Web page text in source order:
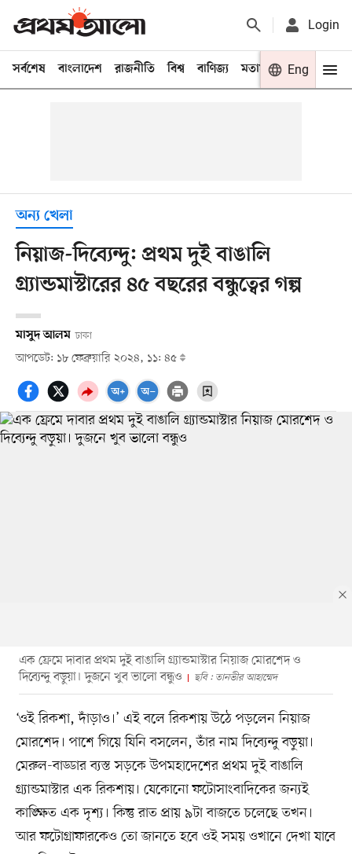
Login
সর্বশেষ বাংলাদেশ রাজনীতি বিশ্ব বাণিজ্য মতামত খেলা
Eng
অন্য খেলা
নিয়াজ-দিব্যেন্দু: প্রথম দুই বাঙালি
গ্র্যান্ডমাস্টারের ৪৫ বছরের বন্ধুত্বের গল্প
মাসুদ আলম ঢাকা
আপডেট: ১৮ ফেব্রুয়ারি ২০২৪, ১১: ৪৫
এক ফ্রেমে দাবার প্রথম দুই বাঙালি গ্র্যান্ডমাস্টার নিয়াজ মোরশেদ ও
দিব্যেন্দু বড়ুয়া। দুজনে খুব ভালো বন্ধুও
ছবি : তানভীর আহাম্মেদ
‘ওই রিকশা, দাঁড়াও।’ এই বলে রিকশায় উঠে পড়লেন নিয়াজ
মোরশেদ। পাশে গিয়ে যিনি বসলেন, তাঁর নাম দিব্যেন্দু বড়ুয়া।
মেরুল-বাড্ডার ব্যস্ত সড়কে উপমহাদেশের প্রথম দুই বাঙালি
গ্র্যান্ডমাস্টার এক রিকশায়। যেকোনো ফটোসাংবাদিকের জন্যই
কাঙ্ক্ষিত এক দৃশ্য। কিন্তু রাত প্রায় ৯টা বাজতে চলেছে তখন।
আর ফটোগ্রাফারকেও তো জানতে হবে ওই সময় ওখানে দেখা যাবে